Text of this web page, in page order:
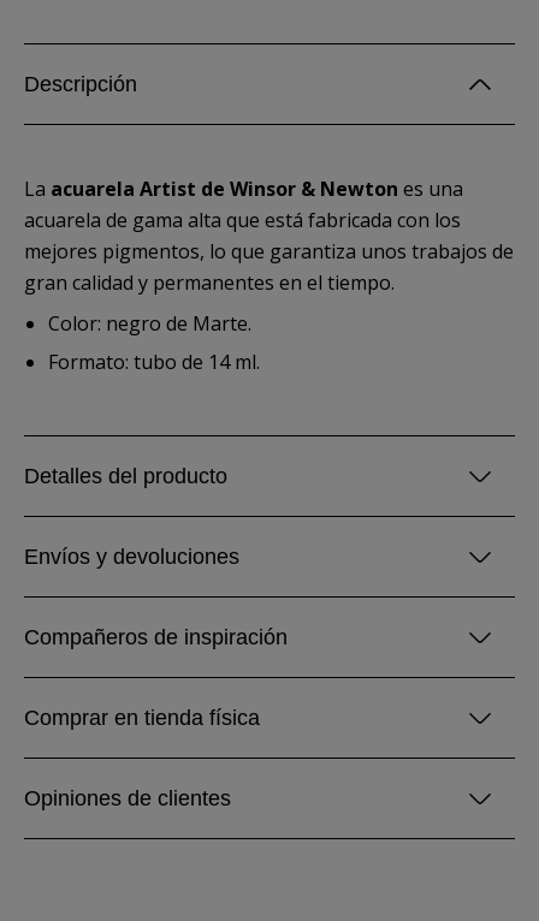
Descripción
La acuarela Artist de Winsor & Newton es una
acuarela de gama alta que está fabricada con los
mejores pigmentos, lo que garantiza unos trabajos de
gran calidad y permanentes en el tiempo.
Color: negro de Marte.
Formato: tubo de 14 ml.
Detalles del producto
Envíos y devoluciones
Compañeros de inspiración
Comprar en tienda física
Opiniones de clientes